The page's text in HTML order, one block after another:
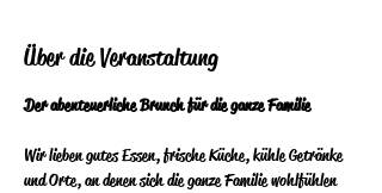
Über die Veranstaltung
Der abenteuerliche Brunch für die ganze Familie
Wir lieben gutes Essen, frische Küche, kühle Getränke
und Orte, an denen sich die ganze Familie wohlfühlen